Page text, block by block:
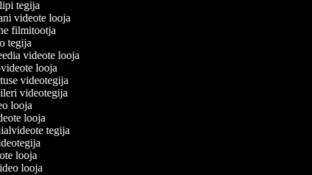
tegija
videote looja
filmitootja
tegija
videote looja
videote looja
videotegija
videotegija
looja
looja
tegija
looja
looja